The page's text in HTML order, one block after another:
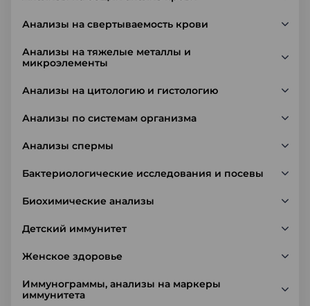
Анализы на свертываемость крови
Анализы на тяжелые металлы и
микроэлементы
Анализы на цитологию и гистологию
Анализы по системам организма
Анализы спермы
Бактериологические исследования и посевы
Биохимические анализы
Детский иммунитет
Женское здоровье
Иммунограммы, анализы на маркеры
иммунитета